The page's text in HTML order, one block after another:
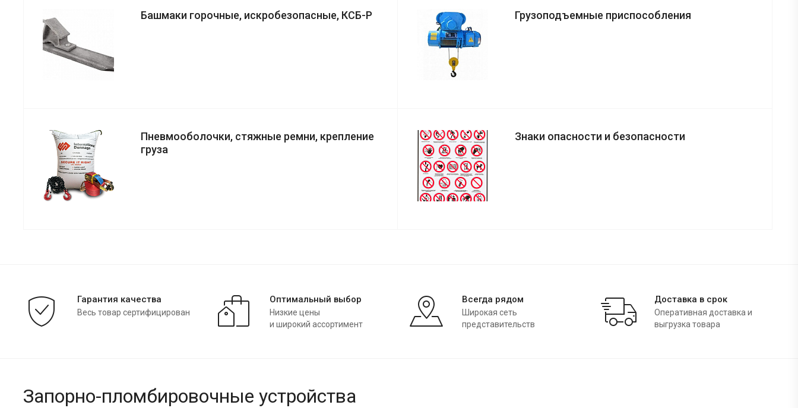
Башмаки горочные, искробезопасные, КСБ-Р Грузоподъемные приспособления
Пневмооболочки, стяжные ремни, крепление
груза
Знаки опасности и безопасности
Гарантия качества
Весь товар сертифицирован
Оптимальный выбор
Низкие цены
и широкий ассортимент
Всегда рядом
Широкая сеть
представительств
Доставка в срок
Оперативная доставка и
выгрузка товара
Запорно-пломбировочные устройства